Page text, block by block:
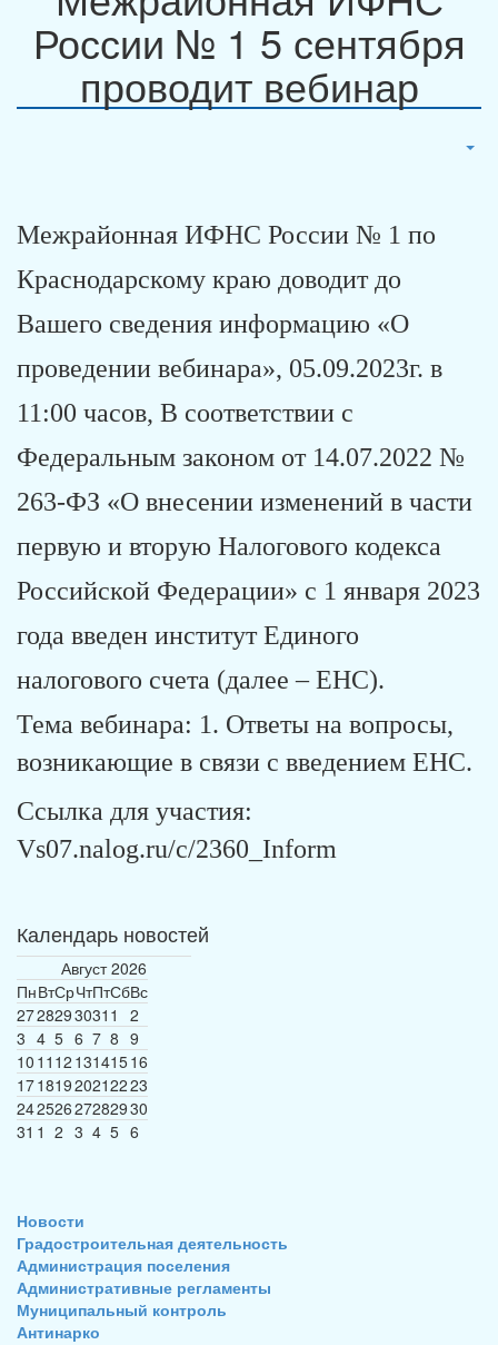
России № 1 5 сентября
проводит вебинар
Межрайонная ИФНС России № 1 по
Краснодарскому краю доводит до
Вашего сведения информацию «О
проведении вебинара», 05.09.2023г. в
11:00 часов, В соответствии с
Федеральным законом от 14.07.2022 №
263-ФЗ «О внесении изменений в части
первую и вторую Налогового кодекса
Российской Федерации» с 1 января 2023
года введен институт Единого
налогового счета (далее – ЕНС).
Тема вебинара: 1. Ответы на вопросы,
возникающие в связи с введением ЕНС.
Ссылка для участия:
Vs07.nalog.ru/c/2360_Inform
Календарь новостей
Август 2026
ПнВтСрЧтПтСбВс
2728293031 1
2
3 4 5 6 7 8 9
10 11 12 13141516
17181920212223
24252627282930
31 1 2 3 4 5 6
Новости
Градостроительная деятельность
Администрация поселения
Административные регламенты
Муниципальный контроль
Антинарко